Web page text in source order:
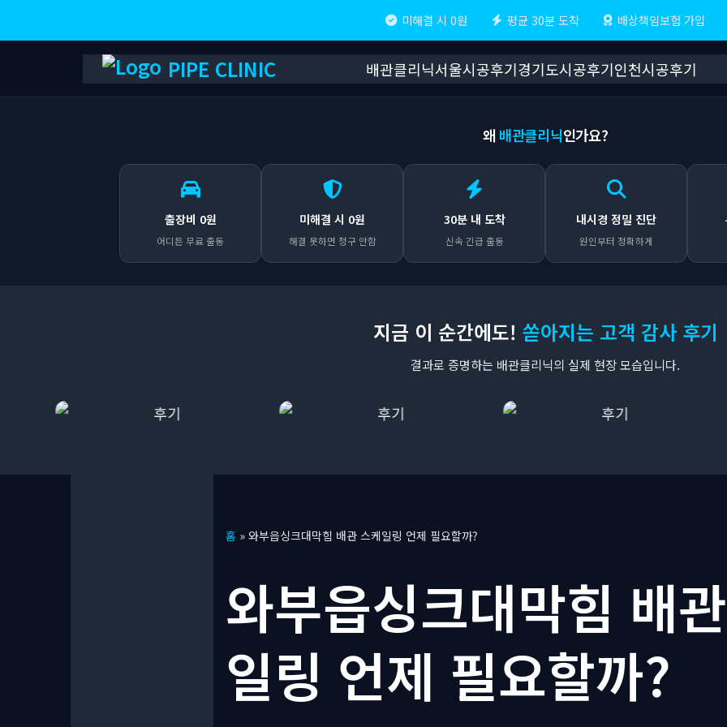
미해결 시 0원 평균 30분 도착 배상책임보험 가입
PIPE CLINIC 배관클리닉서울시공후기경기도시공후기인천시공후기
왜 배관클리닉인가요?
출장비 0원
어디든 무료 출동
미해결 시 0원
해결 못하면 청구 안함
30분 내 도착
신속 긴급 출동
내시경 정밀 진단
원인부터 정확하게
지금 이 순간에도! 쏟아지는 고객 감사 후기
결과로 증명하는 배관클리닉의 실제 현장 모습입니다.
홈 » 와부읍싱크대막힘 배관 스케일링 언제 필요할까?
와부읍싱크대막힘 배
일링 언제 필요할까?